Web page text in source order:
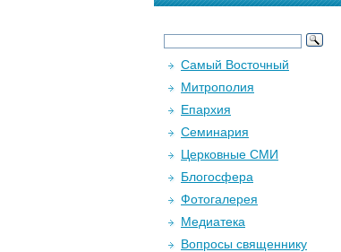
Самый Восточный
Митрополия
Епархия
Семинария
Церковные СМИ
Блогосфера
Фотогалерея
Медиатека
Вопросы священнику